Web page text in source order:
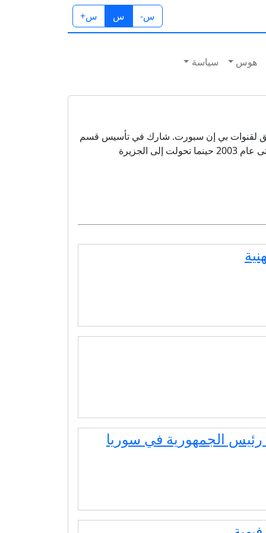
س- س س+
هوس سياسة
لقنوات بي إن سبورت. شارك في تأسيس قسم
الرياضة في قناة الجزيرة، وتولى إدارته منذ انطلاقة القناة في عام 1996 وحتى عام 2003 حينما تحولت إلى الجزيرة
الجمهورية في سوريا